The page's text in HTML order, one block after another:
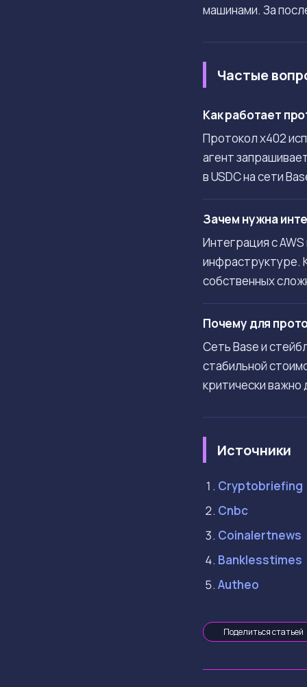
машинами. За
Частые
Как работает
Протокол x402
агент
в USDC на сети
Зачем нужна
Интеграция с
инфраструктуре.
собственных
Почему для
Сеть Base и
стабильной
критически важно
Источники
Cryptobriefing
Cnbc
Coinalertnews
Banklesstimes
Autheo
Поделиться статьей